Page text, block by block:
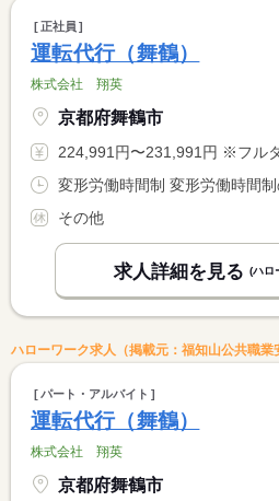
正社員
運転代行（舞鶴）
株式会社 翔英
京都府舞鶴市
224,991円〜231,991円 ※フルタイム求人の場合は月額（換算額）、
その他
求人詳細を見る (ハロ
ハローワーク求人（掲載元：福知山公共職業
パート・アルバイト
運転代行（舞鶴）
株式会社 翔英
京都府舞鶴市